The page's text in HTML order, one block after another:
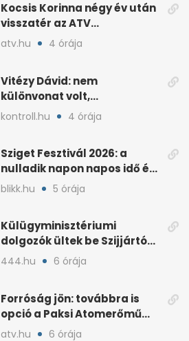
Kocsis Korinna négy év után
visszatér az ATV
képernyőjére,
szeptembertől
atv.hu 4 órája
Vitézy Dávid: nem
különvonat volt,
próbameneten utazott
kontroll.hu 4 órája
Sziget Fesztivál 2026: a
nulladik napon napos idő és
kánikula jön
blikk.hu 5 órája
Külügyminisztériumi
dolgozók ültek be Szijjártó
sajtótájékoztatóira
444.hu 6 órája
Forróság jön: továbbra is
opció a Paksi Atomerőmű
teljes leállítása
atv.hu 6 órája